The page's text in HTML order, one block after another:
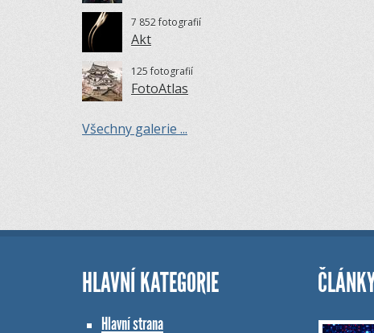
7 852 fotografií
Akt
125 fotografií
FotoAtlas
Všechny galerie ...
HLAVNÍ KATEGORIE
Hlavní strana